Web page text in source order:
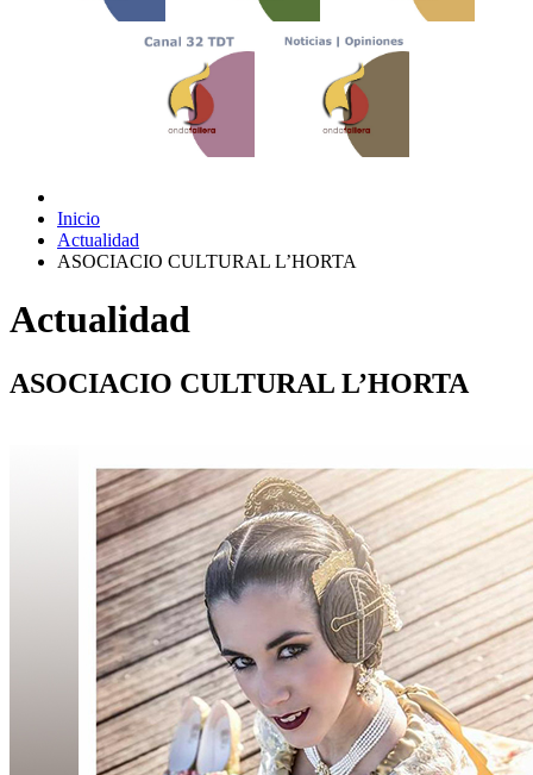
Inicio
Actualidad
ASOCIACIO CULTURAL L’HORTA
Actualidad
ASOCIACIO CULTURAL L’HORTA